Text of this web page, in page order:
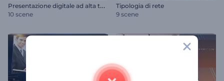
P
resentazione digitale ad alta tecnologia
10 scene
Tipologia di rete
9 scene